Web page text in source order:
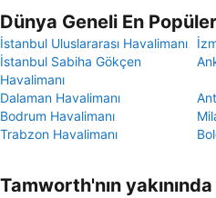
Dünya Geneli En
İstanbul Uluslararası Havalimanı
İstanbul Sabiha Gökçen
Havalimanı
Dalaman Havalimanı
Bodrum Havalimanı
Trabzon Havalimanı
Tamworth'nın yakınında